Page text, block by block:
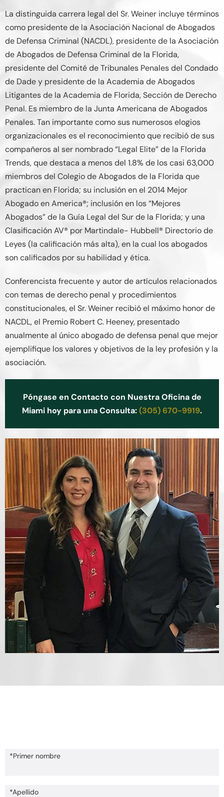
La distinguida carrera legal del Sr. Weiner incluye términos
como presidente de la Asociación Nacional de Abogados
de Defensa Criminal (NACDL), presidente de la Asociación
de Abogados de Defensa Criminal de la Florida,
presidente del Comité de Tribunales Penales del Condado
de Dade y presidente de la Academia de Abogados
Litigantes de la Academia de Florida, Sección de Derecho
Penal. Es miembro de la Junta Americana de Abogados
Penales. Tan importante como sus numerosos elogios
organizacionales es el reconocimiento que recibió de sus
compañeros al ser nombrado “Legal Elite” de la Florida
Trends, que destaca a menos del 1.8% de los casi 63,000
miembros del Colegio de Abogados de la Florida que
practican en Florida; su inclusión en el 2014 Mejor
Abogado en America®; inclusión en los “Mejores
Abogados” de la Guía Legal del Sur de la Florida; y una
Clasificación AV® por Martindale- Hubbell® Directorio de
Leyes (la calificación más alta), en la cual los abogados
son calificados por su habilidad y ética.
Conferencista frecuente y autor de artículos relacionados
con temas de derecho penal y procedimientos
constitucionales, el Sr. Weiner recibió el máximo honor de
NACDL, el Premio Robert C. Heeney, presentado
anualmente al único abogado de defensa penal que mejor
ejemplifique los valores y objetivos de la ley profesión y la
asociación.
Póngase en Contacto con Nuestra Oficina de
Miami hoy para una Consulta:(305) 670-9919.
*Primer nombre
*Apellido